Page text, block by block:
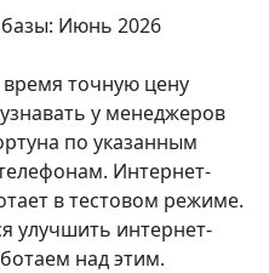
Июнь 2026
точную цену
у менеджеров
по указанным
Интернет-
в тестовом режиме.
улучшить интернет-
над этим.